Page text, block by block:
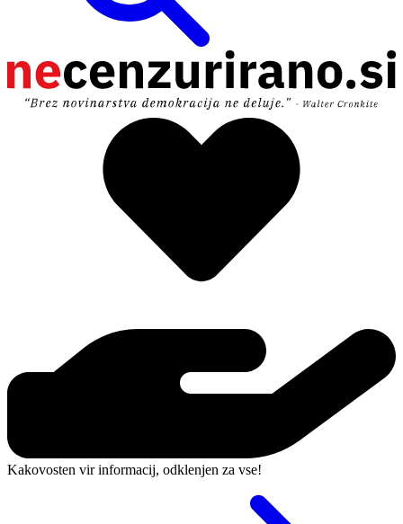
Kakovosten vir informacij, odklenjen za vse!